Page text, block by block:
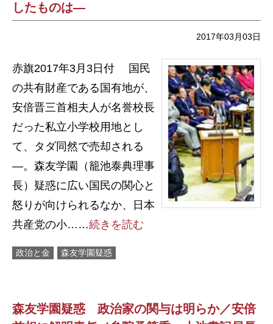
したものは―
2017年03月03日
赤旗2017年3月3日付 国民
の共有財産である国有地が、
安倍晋三首相夫人が名誉校長
だった私立小学校用地とし
て、タダ同然で売却される
―。森友学園（籠池泰典理事
長）疑惑に広い国民の関心と
怒りが向けられるなか、日本
共産党の小……続きを読む
政治と金 森友学園疑惑
森友学園疑惑 政治家の関与は明らか／安倍